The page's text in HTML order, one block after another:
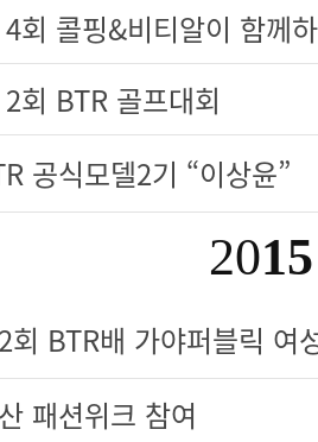
회 콜핑&비티알이 함께
회 BTR 골프대회
공식모델2기 “이상윤”
2015
회 BTR배 가야퍼블릭 여
패션위크 참여